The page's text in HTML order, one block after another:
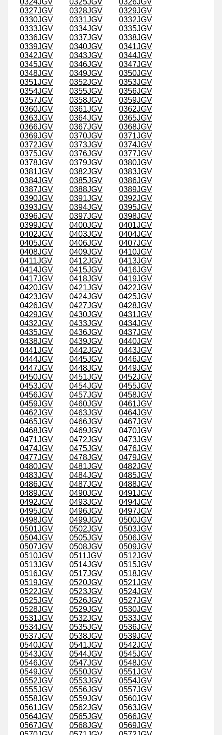
0327JGV
0328JGV
0329JGV
0330JGV
0331JGV
0332JGV
0333JGV
0334JGV
0335JGV
0336JGV
0337JGV
0338JGV
0339JGV
0340JGV
0341JGV
0342JGV
0343JGV
0344JGV
0345JGV
0346JGV
0347JGV
0348JGV
0349JGV
0350JGV
0351JGV
0352JGV
0353JGV
0354JGV
0355JGV
0356JGV
0357JGV
0358JGV
0359JGV
0360JGV
0361JGV
0362JGV
0363JGV
0364JGV
0365JGV
0366JGV
0367JGV
0368JGV
0369JGV
0370JGV
0371JGV
0372JGV
0373JGV
0374JGV
0375JGV
0376JGV
0377JGV
0378JGV
0379JGV
0380JGV
0381JGV
0382JGV
0383JGV
0384JGV
0385JGV
0386JGV
0387JGV
0388JGV
0389JGV
0390JGV
0391JGV
0392JGV
0393JGV
0394JGV
0395JGV
0396JGV
0397JGV
0398JGV
0399JGV
0400JGV
0401JGV
0402JGV
0403JGV
0404JGV
0405JGV
0406JGV
0407JGV
0408JGV
0409JGV
0410JGV
0411JGV
0412JGV
0413JGV
0414JGV
0415JGV
0416JGV
0417JGV
0418JGV
0419JGV
0420JGV
0421JGV
0422JGV
0423JGV
0424JGV
0425JGV
0426JGV
0427JGV
0428JGV
0429JGV
0430JGV
0431JGV
0432JGV
0433JGV
0434JGV
0435JGV
0436JGV
0437JGV
0438JGV
0439JGV
0440JGV
0441JGV
0442JGV
0443JGV
0444JGV
0445JGV
0446JGV
0447JGV
0448JGV
0449JGV
0450JGV
0451JGV
0452JGV
0453JGV
0454JGV
0455JGV
0456JGV
0457JGV
0458JGV
0459JGV
0460JGV
0461JGV
0462JGV
0463JGV
0464JGV
0465JGV
0466JGV
0467JGV
0468JGV
0469JGV
0470JGV
0471JGV
0472JGV
0473JGV
0474JGV
0475JGV
0476JGV
0477JGV
0478JGV
0479JGV
0480JGV
0481JGV
0482JGV
0483JGV
0484JGV
0485JGV
0486JGV
0487JGV
0488JGV
0489JGV
0490JGV
0491JGV
0492JGV
0493JGV
0494JGV
0495JGV
0496JGV
0497JGV
0498JGV
0499JGV
0500JGV
0501JGV
0502JGV
0503JGV
0504JGV
0505JGV
0506JGV
0507JGV
0508JGV
0509JGV
0510JGV
0511JGV
0512JGV
0513JGV
0514JGV
0515JGV
0516JGV
0517JGV
0518JGV
0519JGV
0520JGV
0521JGV
0522JGV
0523JGV
0524JGV
0525JGV
0526JGV
0527JGV
0528JGV
0529JGV
0530JGV
0531JGV
0532JGV
0533JGV
0534JGV
0535JGV
0536JGV
0537JGV
0538JGV
0539JGV
0540JGV
0541JGV
0542JGV
0543JGV
0544JGV
0545JGV
0546JGV
0547JGV
0548JGV
0549JGV
0550JGV
0551JGV
0552JGV
0553JGV
0554JGV
0555JGV
0556JGV
0557JGV
0558JGV
0559JGV
0560JGV
0561JGV
0562JGV
0563JGV
0564JGV
0565JGV
0566JGV
0567JGV
0568JGV
0569JGV